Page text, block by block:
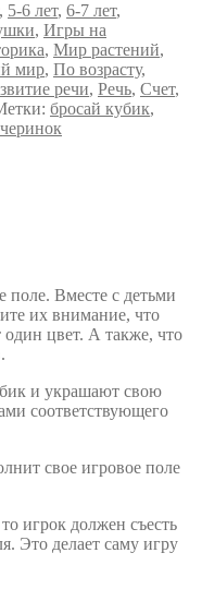
, 5-6 лет, 6-7 лет,
, Игры на
, Мир растений,
мир, По возрасту,
речи, Речь, Счет,
бросай кубик,
поле. Вместе с детьми
их внимание, что
один цвет. А также, что
и украшают свою
соответствующего
свое игровое поле
игрок должен съесть
Это делает саму игру